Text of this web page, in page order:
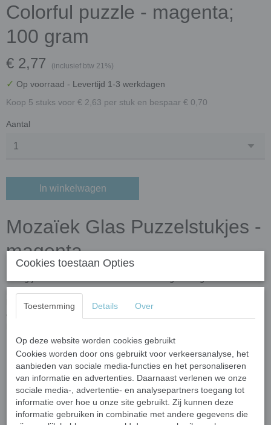
Colorful puzzle - magenta;
100 gram
€ 2,77 (inclusief btw 21%)
✓ Op voorraad - Levertijd 1-3 werkdagen
Koop 5 stuks voor € 2,63 per stuk en bespaar € 0,70
Aantal
In winkelwagen
Mozaïek Glas Puzzelstukjes -
magenta
puzzelstukjes! Gemaakt van gerecycled glas en verrijkt met
kleuroxiden, zijn deze steentjes niet alleen milieuvriendelijk, maar
ook duurzaam en veelzijdig. Perfect voor binnen- én
Belangrijkste kenmerken
Afmetingen:Elk stukje varieert in grootte van 10 tot 20 mm
en is 4 mm dik.
Vormen:
Onregelmatig gevormde meerhoekige steentjes met
afgeronde, gladde randen voor een veilige en gemakkelijke
Cookies toestaan Opties
Toestemming Details Over
Op deze website worden cookies gebruikt
Cookies worden door ons gebruikt voor verkeersanalyse, het
aanbieden van sociale media-functies en het personaliseren
van informatie en advertenties. Daarnaast verlenen we onze
sociale media-, advertentie- en analysepartners toegang tot
informatie over hoe u onze site gebruikt. Zij kunnen deze
informatie gebruiken in combinatie met andere gegevens die